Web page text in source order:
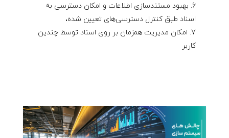
بهبود مستندسازی اطلاعات و امکان دسترسی به
اسناد طبق کنترل دسترسی‌های تعیین شده،
امکان مدیریت همزمان بر روی اسناد توسط چندین
کاربر